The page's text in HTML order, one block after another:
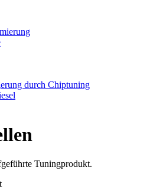
durch Chiptuning
Tuningprodukt.